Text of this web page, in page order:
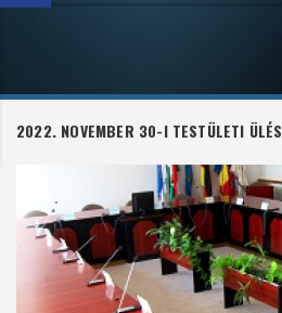
2022. NOVEMBER 30-I TESTÜLETI ÜLÉS